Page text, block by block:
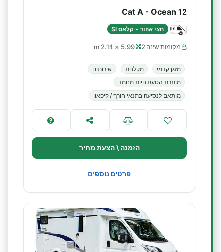
Cat A - Ocean 12
חצי אחוד - קלאס SI
מקומות שינה 2 5.99 × 2.14 m
מזגן קדמי מקלחת
שירותים
מותרת הסעת חיות מחמד
מותאם לנסיעה בתנאי חורף / קיפאון
הזמנה \ הצעת מחיר
פרטים נוספים